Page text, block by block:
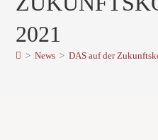
2021
> News > DAS auf der